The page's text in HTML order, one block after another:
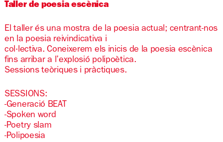
Taller de poesia escènica
El taller és una mostra de la poesia actual; centrant-nos
en la poesia reivindicativa i
col·lectiva. Coneixerem els inicis de la poesia escènica
fins arribar a l’explosió polipoètica.
Sessions teòriques i pràctiques.
SESSIONS:
-Generació BEAT
-Spoken word
-Poetry slam
-Polipoesia